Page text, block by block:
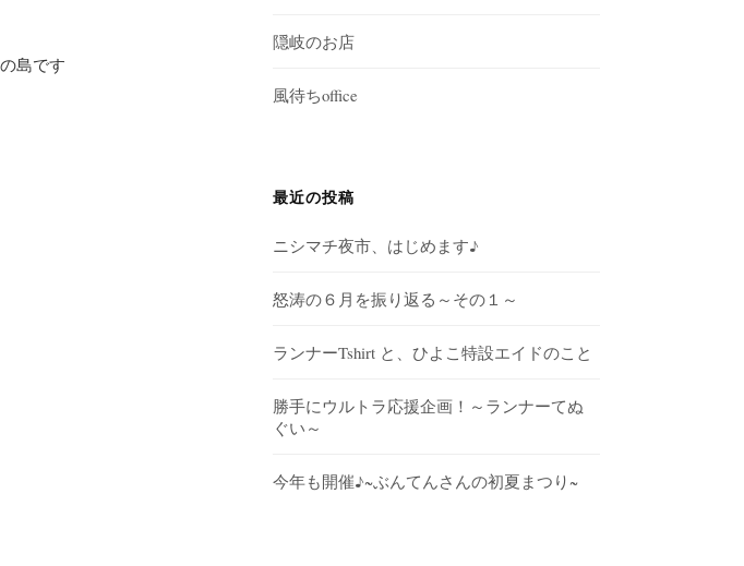
島です
隠岐のお店
風待ちoffice
最近の投稿
ニシマチ夜市、はじめます♪
怒涛の６月を振り返る～その１～
ランナーTshirt と、ひよこ特設エイドのこと
勝手にウルトラ応援企画！～ランナーてぬ
ぐい～
今年も開催♪~ぶんてんさんの初夏まつり~